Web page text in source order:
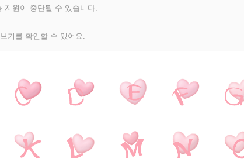
지원이 중단될 수 있습니다.
기를 확인할 수 있어요.